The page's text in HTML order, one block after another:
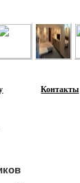
Контакты